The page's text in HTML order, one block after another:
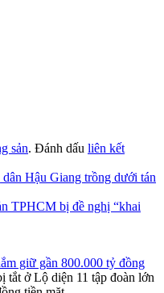
sản. Đánh dấu liên kết
Hậu Giang trồng dưới tán
TPHCM bị đề nghị “khai
giữ gần 800.000 tỷ đồng
tắt ở Lộ diện 11 tập đoàn lớn